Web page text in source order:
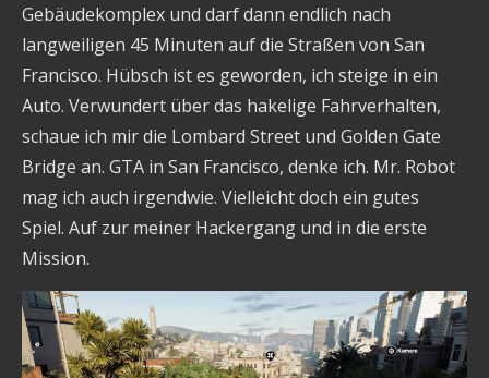
Gebäudekomplex und darf dann endlich nach
langweiligen 45 Minuten auf die Straßen von San
Francisco. Hübsch ist es geworden, ich steige in ein
Auto. Verwundert über das hakelige Fahrverhalten,
schaue ich mir die Lombard Street und Golden Gate
Bridge an. GTA in San Francisco, denke ich. Mr. Robot
mag ich auch irgendwie. Vielleicht doch ein gutes
Spiel. Auf zur meiner Hackergang und in die erste
Mission.